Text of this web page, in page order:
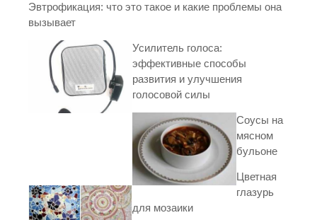
Эвтрофикация: что это такое и какие проблемы она
вызывает
Усилитель голоса:
эффективные способы
развития и улучшения
голосовой силы
Соусы на
мясном
бульоне
Цветная
глазурь
для мозаики